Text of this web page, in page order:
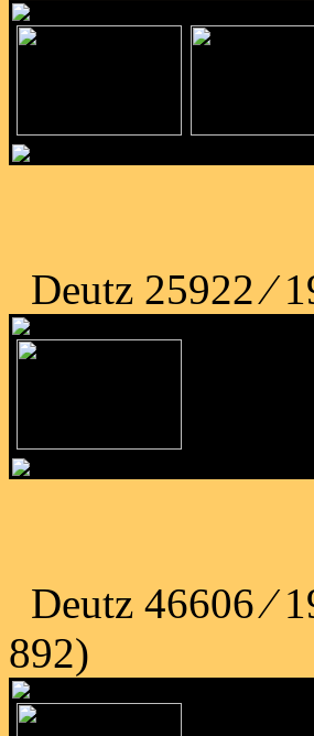
Deutz 25922 ⁄
Deutz 46606 ⁄
892)